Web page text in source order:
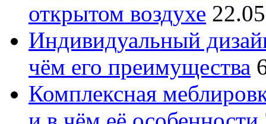
открытом воздухе
Индивидуальный
чём его преимущества
Комплексная